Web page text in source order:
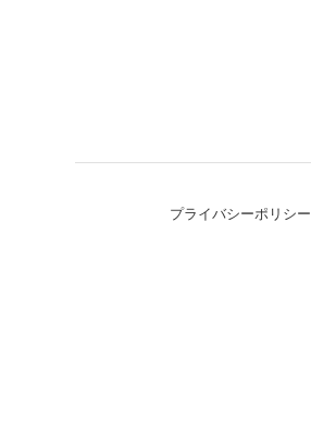
プライバシーポリシー